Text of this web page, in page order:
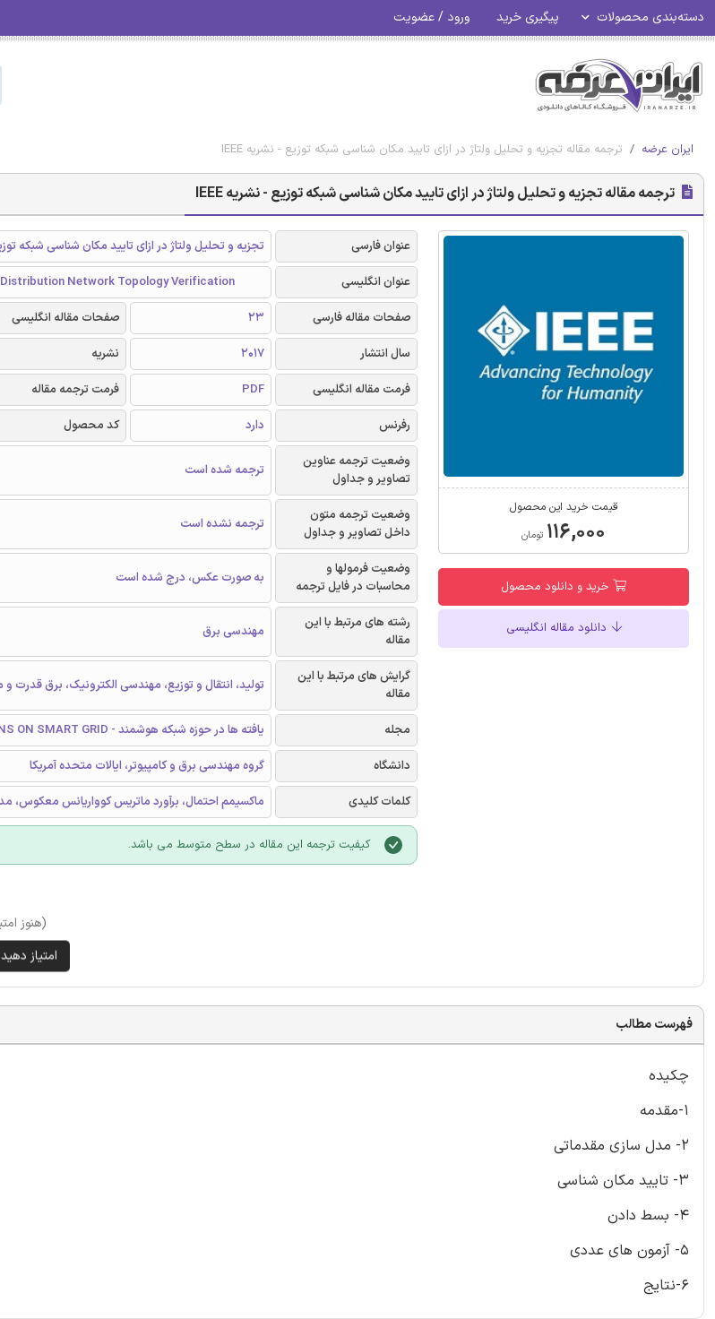
دسته‌بندی محصولات پیگیری خرید ورود / عضویت
ایران عرضه ترجمه مقاله تجزیه و تحلیل ولتاژ در ازای تایید مکان شناسی شبکه توزیع - نشریه IEEE
ترجمه مقاله تجزیه و تحلیل ولتاژ در ازای تایید مکان شناسی شبکه توزیع - نشریه IEEE
قیمت خرید این محصول
۱۱۶,۰۰۰ تومان
خرید و دانلود محصول
دانلود مقاله انگلیسی
عنوان فارسی
تجزیه و تحلیل ولتاژ در ازای تایید مکان شناسی شبکه
عنوان انگلیسی
Network Topology Verification
صفحات مقاله فارسی
23 صفحات مقاله انگلیسی
سال انتشار
2017 نشریه
فرمت مقاله انگلیسی
PDF فرمت ترجمه مقاله
رفرنس
دارد کد محصول
وضعیت ترجمه عناوین
تصاویر و جداول
ترجمه شده است
وضعیت ترجمه متون
داخل تصاویر و جداول
ترجمه نشده است
وضعیت فرمولها و
محاسبات در فایل ترجمه
به صورت عکس، درج شده است
رشته های مرتبط با این
مقاله
مهندسی برق
گرایش های مرتبط با این
مقاله
تولید، انتقال و توزیع، مهندسی الکترونیک، برق قدرت
مجله
یافته ها در حوزه شبکه هوشمند - TRANSACTIONS ON SMART GRID
دانشگاه
گروه مهندسی برق و کامپیوتر، ایالات متحده آمریکا
کلمات کلیدی
ماکسیمم احتمال، برآورد ماتریس کوواریانس معکوس،
کیفیت ترجمه این مقاله در سطح متوسط می باشد.
(هنوز
فهرست مطالب
چکیده
1-مقدمه
2- مدل سازی مقدماتی
3- تایید مکان شناسی
4- بسط دادن
5- آزمون های عددی
6-نتایج